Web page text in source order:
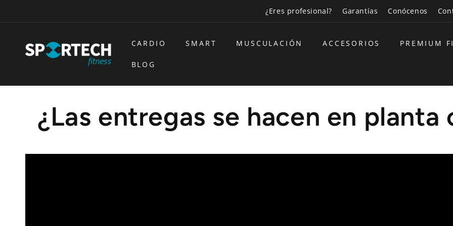
¿Eres profesional? Garantías Conócenos
CARDIO SMART MUSCULACIÓN ACCESORIOS PREMIUM
BLOG
¿Las entregas se hacen en planta